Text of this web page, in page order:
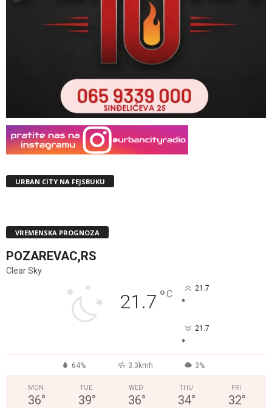
URBAN CITY NA FEJSBUKU
VREMENSKA PROGNOZA
POZAREVAC,RS
Clear Sky
21.7 °C 21.7
°
21.7
°
64% 3.3kmh 3%
MON
36°
TUE
39°
WED
36°
THU
34°
FRI
32°